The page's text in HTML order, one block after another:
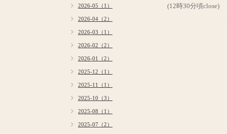
(12時30分頃close)
2026-05（1）
2026-04（2）
2026-03（1）
2026-02（2）
2026-01（2）
2025-12（1）
2025-11（1）
2025-10（3）
2025-08（1）
2025-07（2）